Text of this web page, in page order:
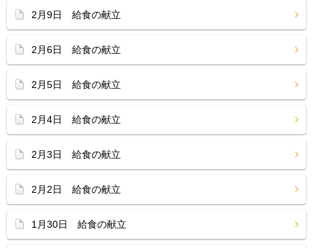
2月9日 給食の献立
2月6日 給食の献立
2月5日 給食の献立
2月4日 給食の献立
2月3日 給食の献立
2月2日 給食の献立
1月30日 給食の献立